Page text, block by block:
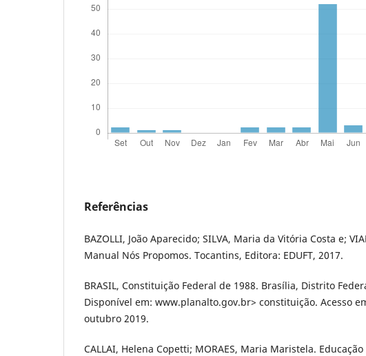
Referências
BAZOLLI, João Aparecido; SILVA, Maria da Vitória Costa e;
Manual Nós Propomos. Tocantins, Editora: EDUFT, 2017.
BRASIL, Constituição Federal de 1988. Brasília, Distrito
Disponível em: www.planalto.gov.br> constituição. Acesso
outubro 2019.
CALLAI, Helena Copetti; MORAES, Maria Maristela.